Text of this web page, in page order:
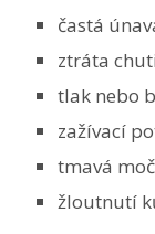
častá
ztráta
tlak nebo
zažívací
tmavá
žloutnutí